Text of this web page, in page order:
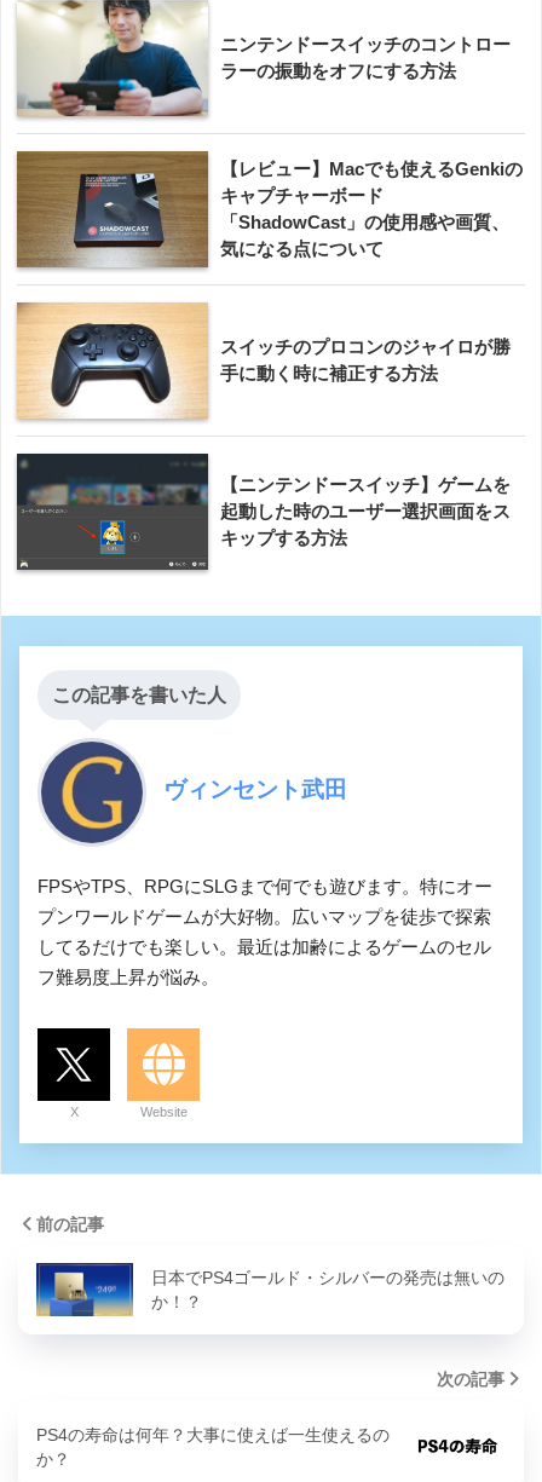
ニンテンドースイッチのコントロー
ラーの振動をオフにする方法
【レビュー】Macでも使えるGenkiの
キャプチャーボード
「ShadowCast」の使用感や画質、
気になる点について
スイッチのプロコンのジャイロが勝
手に動く時に補正する方法
【ニンテンドースイッチ】ゲームを
起動した時のユーザー選択画面をス
キップする方法
この記事を書いた人
ヴィンセント武田
FPSやTPS、RPGにSLGまで何でも遊びます。特にオー
プンワールドゲームが大好物。広いマップを徒歩で探索
してるだけでも楽しい。最近は加齢によるゲームのセル
フ難易度上昇が悩み。
X Website
前の記事
日本でPS4ゴールド・シルバーの発売は無いの
か！？
次の記事
PS4の寿命は何年？大事に使えば一生使えるの
か？